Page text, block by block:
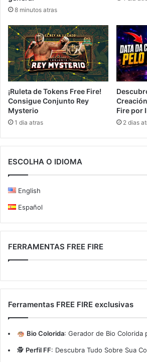
8 minutos atras
¡Ruleta de Tokens Free Fire!
Consigue Conjunto Rey
Mysterio
1 dia atras
Fire por
2 dias
ESCOLHA O IDIOMA
English
Español
FERRAMENTAS FREE FIRE
Ferramentas FREE FIRE exclusivas
Bio Colorida: Gerador de Bio Colorida
🕵️ Perfil FF: Descubra Tudo Sobre Sua